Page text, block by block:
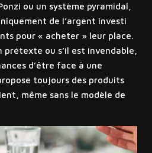
ou un système pyramidal,
de l’argent investi
pour « acheter » leur place.
prétexte ou s’il est invendable,
d’être face à une
toujours des produits
même sans le modèle de